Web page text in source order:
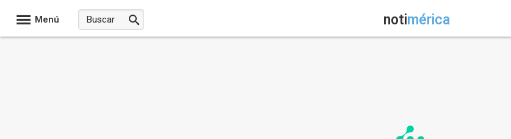
Menú notimérica